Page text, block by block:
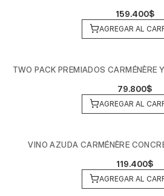
159.400$
AGREGAR AL
TWO PACK PREMIADOS CARMÉNÈRE
79.800$
AGREGAR AL
VINO AZUDA CARMÉNÈRE
119.400$
AGREGAR AL